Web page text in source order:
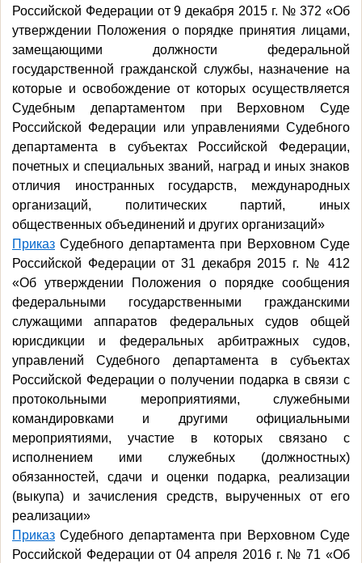
Российской Федерации от 9 декабря 2015 г. № 372 «Об
утверждении Положения о порядке принятия лицами,
замещающими должности федеральной
государственной гражданской службы, назначение на
которые и освобождение от которых осуществляется
Судебным департаментом при Верховном Суде
Российской Федерации или управлениями Судебного
департамента в субъектах Российской Федерации,
почетных и специальных званий, наград и иных знаков
отличия иностранных государств, международных
организаций, политических партий, иных
общественных объединений и других организаций»
Приказ Судебного департамента при Верховном Суде
Российской Федерации от 31 декабря 2015 г. № 412
«Об утверждении Положения о порядке сообщения
федеральными государственными гражданскими
служащими аппаратов федеральных судов общей
юрисдикции и федеральных арбитражных судов,
управлений Судебного департамента в субъектах
Российской Федерации о получении подарка в связи с
протокольными мероприятиями, служебными
командировками и другими официальными
мероприятиями, участие в которых связано с
исполнением ими служебных (должностных)
обязанностей, сдачи и оценки подарка, реализации
(выкупа) и зачисления средств, вырученных от его
реализации»
Приказ Судебного департамента при Верховном Суде
Российской Федерации от 04 апреля 2016 г. № 71 «Об